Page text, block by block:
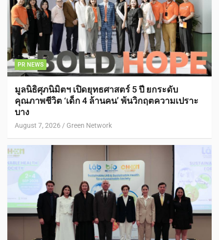
PR NEWS
มูลนิธิศุภนิมิตฯ เปิดยุทธศาสตร์ 5 ปี ยกระดับ
คุณภาพชีวิต ‘เด็ก 4 ล้านคน’ พ้นวิกฤตความเปราะ
บาง
August 7, 2026 Green Network